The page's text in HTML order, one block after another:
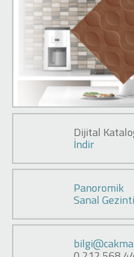
Dijital
İndir
Panoromik
Sanal Gezinti